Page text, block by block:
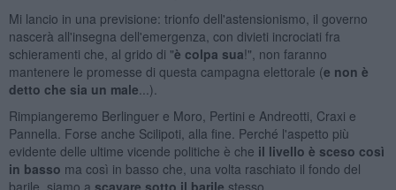
Mi lancio in una previsione: trionfo dell'astensionismo, il governo
nascerà all'insegna dell'emergenza, con divieti incrociati fra
schieramenti che, al grido di "è colpa sua!", non faranno
mantenere le promesse di questa campagna elettorale (e non è
detto che sia un male ...).
Rimpiangeremo Berlinguer e Moro, Pertini e Andreotti, Craxi e
Pannella. Forse anche Scilipoti, alla fine. Perché l'aspetto più
evidente delle ultime vicende politiche è che il livello è sceso così
in basso ma così in basso che, una volta raschiato il fondo del
barile, siamo a scavare sotto il barile stesso.